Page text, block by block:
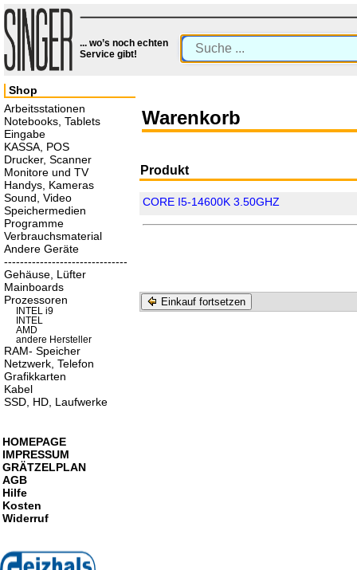
... wo’s noch echten
Service gibt!
Warenkorb
Produkt
CORE I5-14600K 3.50GHZ
Einkauf fortsetzen
Shop
Arbeitsstationen
Notebooks, Tablets
Eingabe
KASSA, POS
Drucker, Scanner
Monitore und TV
Handys, Kameras
Sound, Video
Speichermedien
Programme
Verbrauchsmaterial
Andere Geräte
-------------------------------
Gehäuse, Lüfter
Mainboards
Prozessoren
INTEL i9
INTEL
AMD
andere Hersteller
RAM- Speicher
Netzwerk, Telefon
Grafikkarten
Kabel
SSD, HD, Laufwerke
HOMEPAGE
IMPRESSUM
GRÄTZELPLAN
AGB
Hilfe
Kosten
Widerruf